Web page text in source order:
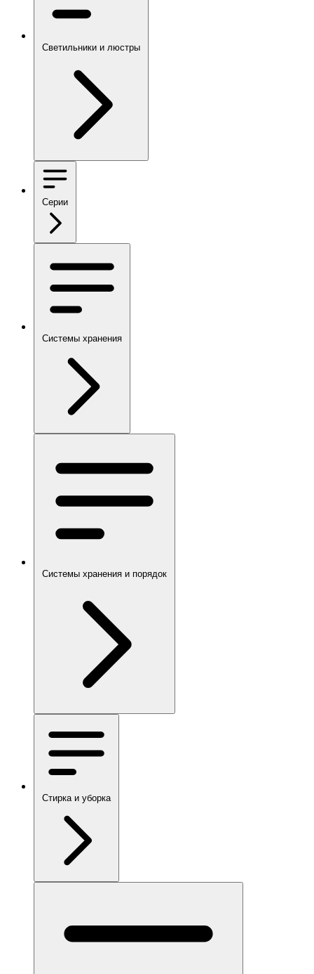
Светильники и люстры
Серии
Системы хранения
Системы хранения и порядок
Стирка и уборка